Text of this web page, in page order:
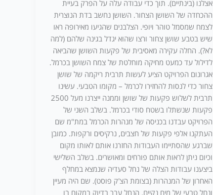
אצלנו (בינתיים). תוך כדי עבודה עלה על הפרק בעיית
ההכחדה של השושן הצחור. השושן נחשב בדת הנוצרית
לצמח שמסמל טוהר ויופי. הצלבנים שהגיעו מאירופה ראו
שיש בטבע שושן צחור ורצו שהוא יגדל בגינה שלהם (למה
לא?). החלה עקירה מאסיבית של פקעות השושן שהביאה
לדילול עד כמעט מחיקה מוחלטת של צמח השושן בכרמל.
אגרונום הפרויקט הציע לעשות תרבית ריקמה של שושן
צחור כדי לנסות להחזירו לכרמל – מקומו הטבעי. עשינו
תרבית לשלוש פקעות של שושן וממנה ייצרנו מעל 2500
פקעות שנשתלו בשטח סודי בכרמל. בשלב השני של
הפרויקט עבדנו בכניסה של מנהרות הכרמל במת"מ שם
העתקנו אלפי פקעות של חצבים, נרקיסים ורקפות. כמובן
שברגע שהסתיימו העבודות החזרנו אותם לאותו מקום
וכיום ניתן לראות אותם פורחים ומאושרים. בשלב השלישי
ביצענו עבודות הצלה של נחל סעדיה שנמצא במחלף
האחרון של המנהרות (בצומת הצ'ק פוסט). שם היה מעיין
ונחל טבעי של מים נקיים. הנחל עבר בדיוק במקום בו